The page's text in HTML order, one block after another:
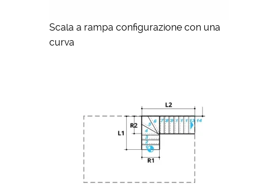
Scala a rampa configurazione con una
curva